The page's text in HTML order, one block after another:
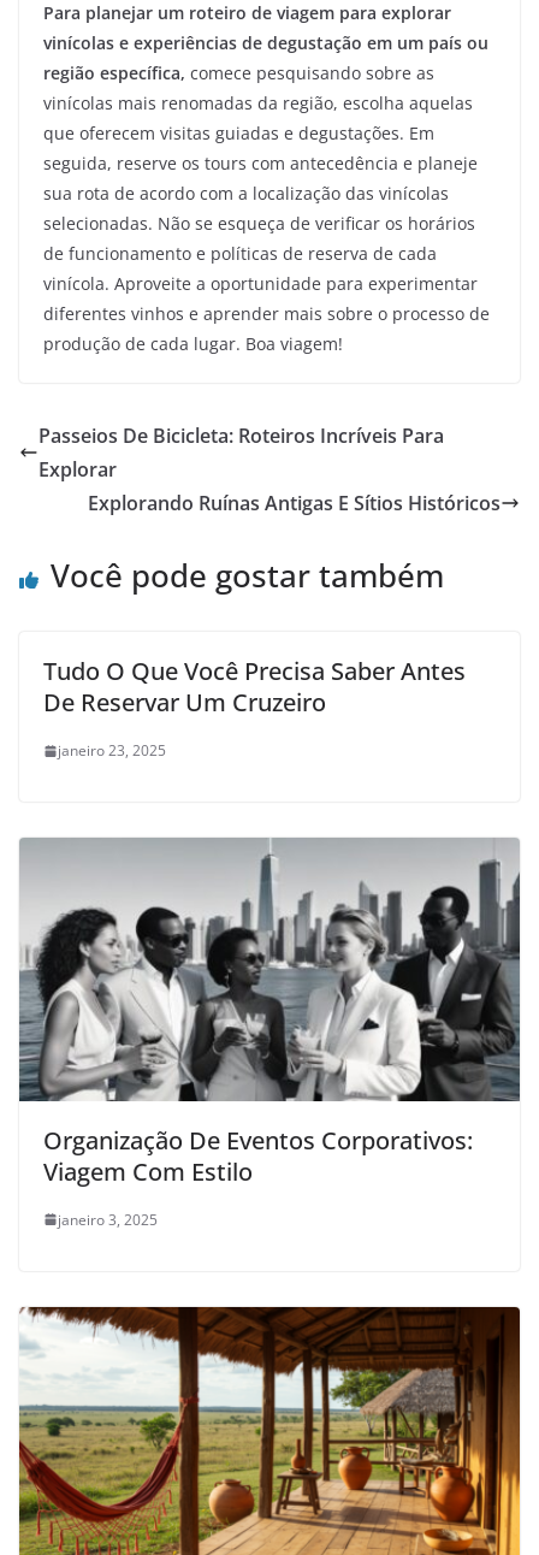
Para planejar um roteiro de viagem para explorar
vinícolas e experiências de degustação em um país ou
região específica, comece pesquisando sobre as
vinícolas mais renomadas da região, escolha aquelas
que oferecem visitas guiadas e degustações. Em
seguida, reserve os tours com antecedência e planeje
sua rota de acordo com a localização das vinícolas
selecionadas. Não se esqueça de verificar os horários
de funcionamento e políticas de reserva de cada
vinícola. Aproveite a oportunidade para experimentar
diferentes vinhos e aprender mais sobre o processo de
produção de cada lugar. Boa viagem!
Passeios De Bicicleta: Roteiros Incríveis Para
Explorar
Explorando Ruínas Antigas E Sítios Históricos
Você pode gostar também
Tudo O Que Você Precisa Saber Antes
De Reservar Um Cruzeiro
janeiro 23, 2025
Organização De Eventos Corporativos:
Viagem Com Estilo
janeiro 3, 2025